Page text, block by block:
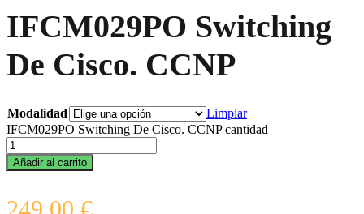
IFCM029PO Switching
De Cisco. CCNP
Modalidad
Limpiar
IFCM029PO Switching De Cisco. CCNP cantidad
Añadir al carrito